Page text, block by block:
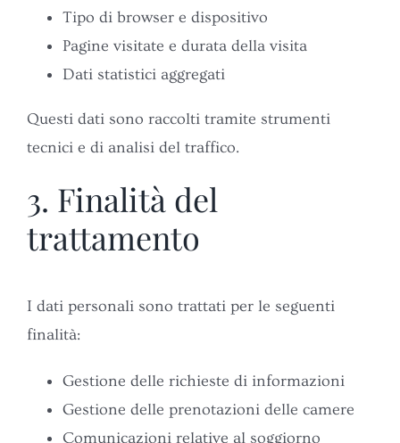
Tipo di browser e dispositivo
Pagine visitate e durata della visita
Dati statistici aggregati
Questi dati sono raccolti tramite strumenti
tecnici e di analisi del traffico.
3. Finalità del
trattamento
I dati personali sono trattati per le seguenti
finalità:
Gestione delle richieste di informazioni
Gestione delle prenotazioni delle camere
Comunicazioni relative al soggiorno